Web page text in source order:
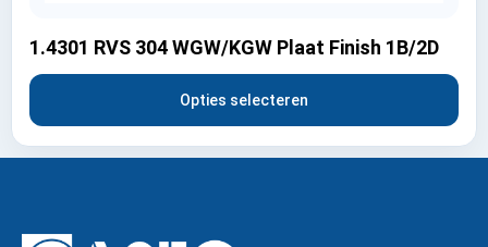
1.4301 RVS 304 WGW/KGW Plaat Finish 1B/2D
Opties selecteren